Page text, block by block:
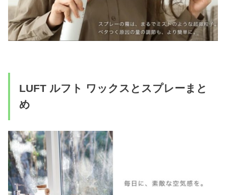
LUFT ルフト ワックスとスプレーまと
め